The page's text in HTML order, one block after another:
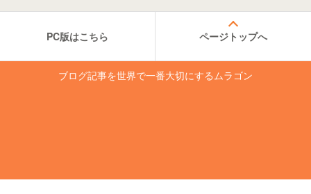
PC版はこちら ページトップへ
ブログ記事を世界で一番大切にするムラゴン